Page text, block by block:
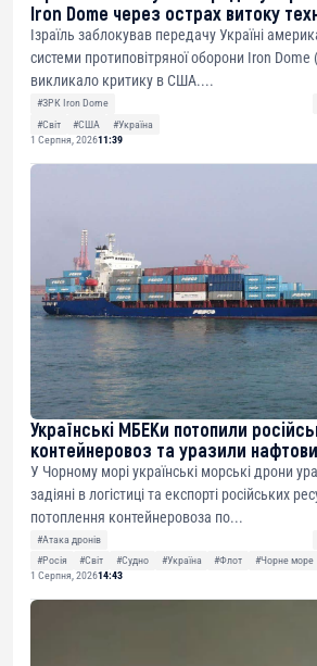
Iron Dome через острах витоку
Ізраїль заблокував передачу Україні
системи протиповітряної оборони Iron Dome
викликало критику в США....
#ЗРК Iron Dome
#Світ
#США
#Україна
1 Серпня, 202611:39
Українські МБЕКи потопили
контейнеровоз та уразили
У Чорному морі українські морські дрони
задіяні в логістиці та експорті російських
потоплення контейнеровоза по...
#Атака дронів
#Росія
#Світ #Судно #Україна #Флот
#Чорне море
1 Серпня, 202614:43